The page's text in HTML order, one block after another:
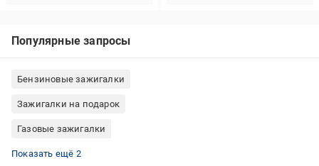
Популярные запросы
Бензиновые зажигалки
Зажигалки на подарок
Газовые зажигалки
Зажигалки кухонные
Электронные зажигалки
Показать ещё 2